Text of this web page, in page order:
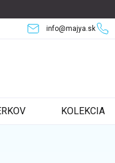
info@majya.sk
KOLEKCIA